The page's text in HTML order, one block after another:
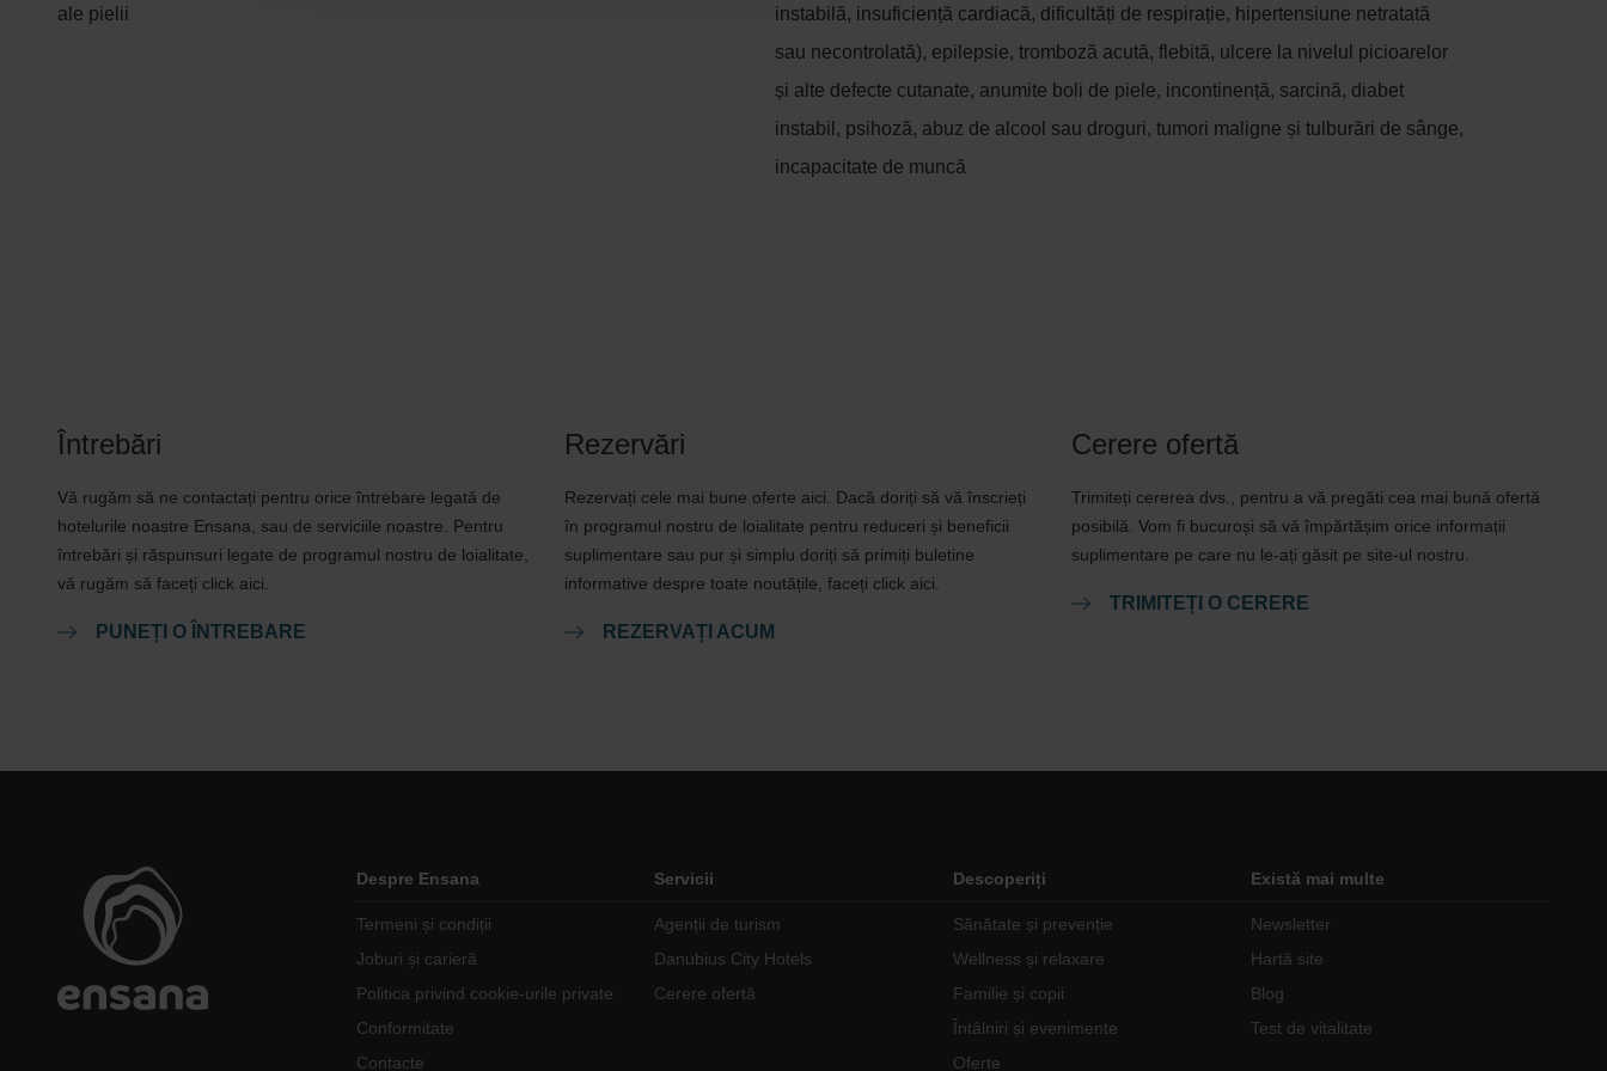
ale pielii
instabilă, insuficiență cardiacă, dificultăți de respirație, hipertensiune netratată
sau necontrolată), epilepsie, tromboză acută, flebită, ulcere la nivelul picioarelor
și alte defecte cutanate, anumite boli de piele, incontinență, sarcină, diabet
instabil, psihoză, abuz de alcool sau droguri, tumori maligne și tulburări de sânge,
incapacitate de muncă
Întrebări
Vă rugăm să ne contactați pentru orice întrebare legată de
hotelurile noastre Ensana, sau de serviciile noastre. Pentru
întrebări și răspunsuri legate de programul nostru de loialitate,
vă rugăm să faceți click aici.
PUNEȚI O ÎNTREBARE
Rezervări
Rezervați cele mai bune oferte aici. Dacă doriți să vă înscrieți
în programul nostru de loialitate pentru reduceri și beneficii
suplimentare sau pur și simplu doriți să primiți buletine
informative despre toate noutățile, faceți click aici.
REZERVAȚI ACUM
Cerere ofertă
Trimiteți cererea dvs., pentru a vă pregăti cea mai bună ofertă
posibilă. Vom fi bucuroși să vă împărtășim orice informații
suplimentare pe care nu le-ați găsit pe site-ul nostru.
TRIMITEȚI O CERERE
Despre Ensana
Termeni și condiții
Joburi și carieră
Politica privind cookie-urile private
Conformitate
Contacte
Servicii
Agenții de turism
Danubius City Hotels
Cerere ofertă
Descoperiți
Sănătate și prevenție
Wellness și relaxare
Familie și copii
Întâlniri și evenimente
Oferte
Există mai multe
Newsletter
Hartă site
Blog
Test de vitalitate